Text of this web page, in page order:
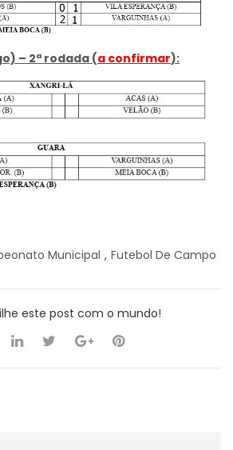
– 2ª rodada (a confirmar):
Municipal , Futebol De Campo
este post com o mundo!